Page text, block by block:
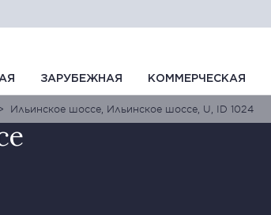
ЗАРУБЕЖНАЯ КОММЕРЧЕСКАЯ
Ильинское шоссе, Ильинское шоссе, U, ID 1024